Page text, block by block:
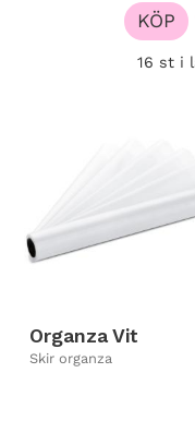
16 st i
KÖP
Organza Vit
Skir organza